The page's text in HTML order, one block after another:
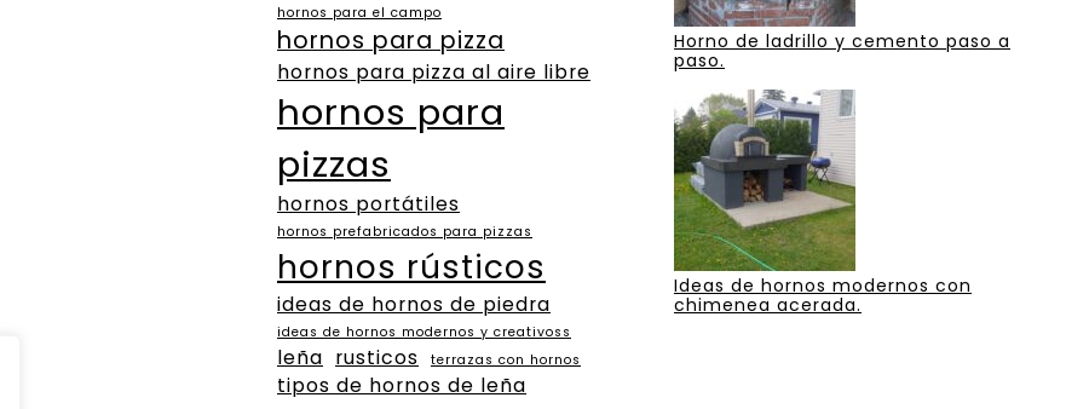
hornos para el campo
hornos para pizza
hornos para pizza al aire libre
hornos para
pizzas
hornos portátiles
hornos prefabricados para pizzas
hornos rústicos
ideas de hornos de piedra
ideas de hornos modernos y creativoss
leña rusticos terrazas con hornos
tipos de hornos de leña
Horno de ladrillo y cemento paso a
paso.
Ideas de hornos modernos con
chimenea acerada.